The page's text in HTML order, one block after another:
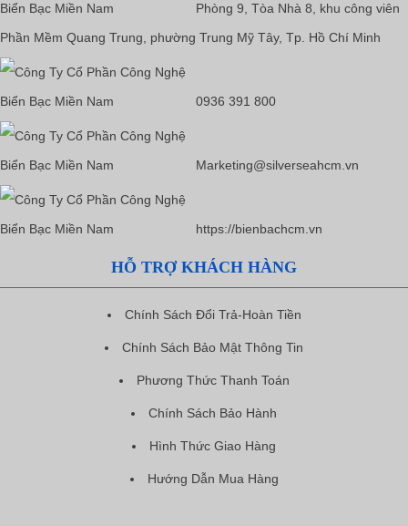
Phòng 9, Tòa Nhà 8, khu công viên
Phần Mềm Quang Trung, phường Trung Mỹ Tây, Tp. Hồ Chí Minh
0936 391 800
Marketing@silverseahcm.vn
https://bienbachcm.vn
HỖ TRỢ KHÁCH HÀNG
Chính Sách Đổi Trả-Hoàn Tiền
Chính Sách Bảo Mật Thông Tin
Phương Thức Thanh Toán
Chính Sách Bảo Hành
Hình Thức Giao Hàng
Hướng Dẫn Mua Hàng